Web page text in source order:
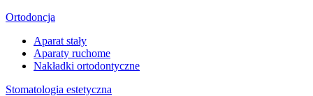
Ortodoncja
Aparat stały
Aparaty ruchome
Nakładki ortodontyczne
Stomatologia estetyczna